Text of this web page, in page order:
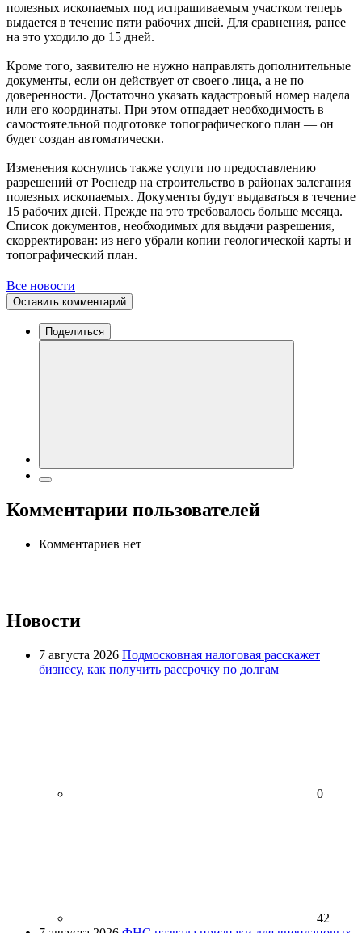
полезных ископаемых под испрашиваемым участком теперь
выдается в течение пяти рабочих дней. Для сравнения, ранее
на это уходило до 15 дней.
Кроме того, заявителю не нужно направлять дополнительные
документы, если он действует от своего лица, а не по
доверенности. Достаточно указать кадастровый номер надела
или его координаты. При этом отпадает необходимость в
самостоятельной подготовке топографического план — он
будет создан автоматически.
Изменения коснулись также услуги по предоставлению
разрешений от Роснедр на строительство в районах залегания
полезных ископаемых. Документы будут выдаваться в течение
15 рабочих дней. Прежде на это требовалось больше месяца.
Список документов, необходимых для выдачи разрешения,
скорректирован: из него убрали копии геологической карты и
топографический план.
Все новости
Оставить комментарий
Поделиться
Комментарии пользователей
Комментариев нет
Новости
7 августа 2026 Подмосковная налоговая расскажет
бизнесу, как получить рассрочку по долгам
0
42